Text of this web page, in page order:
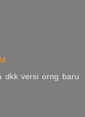
dkk versi orng baru